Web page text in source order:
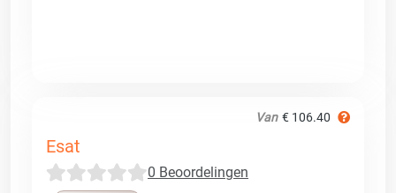
Van € 106.40
Esat
0 Beoordelingen